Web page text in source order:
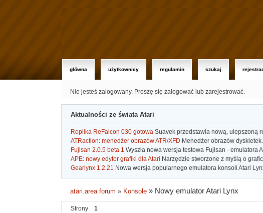
główna użytkownicy regulamin szukaj
Nie jesteś zalogowany. Proszę się zalogować lub zarejestrować.
Aktualności ze świata Atari
Replika ReFalcon 030 gotowa Suavek przedstawia nową, ulepszoną
ATRaction: menedżer obrazów ATR/XFD Menedżer obrazów
Fujisan 2.0.5 beta 1 Wyszła nowa wersja testowa Fujisan - emulatora
APE: nowy edytor grafiki dla Atari Narzędzie stworzone z myślą o
Gearlynx 1.2.21 Nowa wersja popularnego emulatora konsoli Atari
atari.area forum » Konsole » Nowy emulator Atari Lynx
Strony 1